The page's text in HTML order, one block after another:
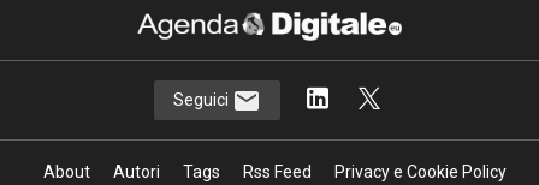
Seguici
About Autori Tags Rss Feed
Privacy e Cookie Policy